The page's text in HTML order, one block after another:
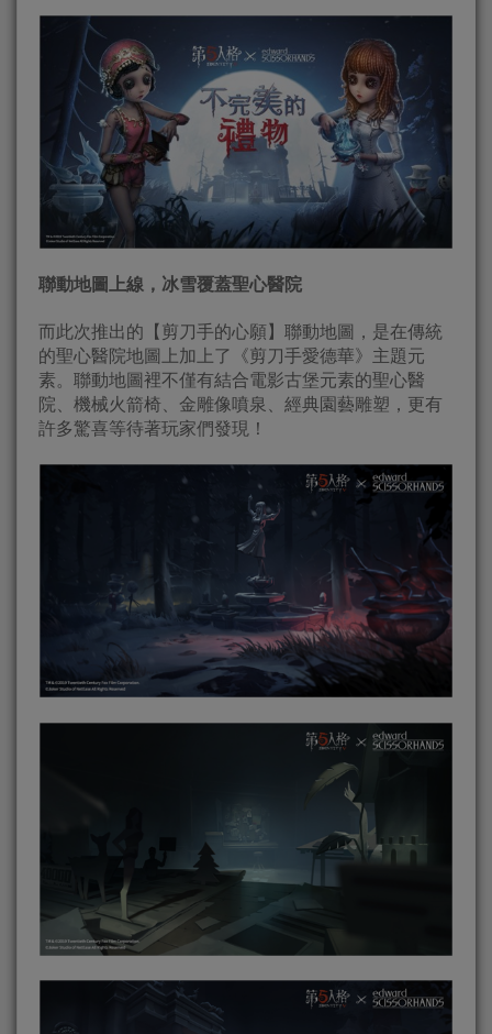
聯動地圖上線，冰雪覆蓋聖心醫院
而此次推出的【剪刀手的心願】聯動地圖，是在傳統
的聖心醫院地圖上加上了《剪刀手愛德華》主題元
素。聯動地圖裡不僅有結合電影古堡元素的聖心醫
院、機械火箭椅、金雕像噴泉、經典園藝雕塑，更有
許多驚喜等待著玩家們發現！